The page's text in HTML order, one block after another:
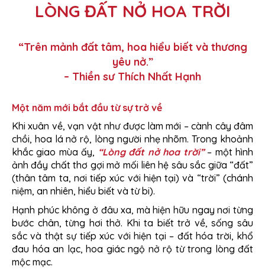
LÒNG ĐẤT NỞ HOA TRỜI
“Trên mảnh đất tâm, hoa hiểu biết và thương
yêu nở.”
– Thiền sư Thích Nhất Hạnh
Một năm mới bắt đầu từ sự trở về
Khi xuân về, vạn vật như được làm mới – cành cây đâm
chồi, hoa lá nở rộ, lòng người nhẹ nhõm. Trong khoảnh
khắc giao mùa ấy, “Lòng đất nở hoa trời” – một hình
ảnh đầy chất thơ gợi mở mối liên hệ sâu sắc giữa “đất”
(thân tâm ta, nơi tiếp xúc với hiện tại) và “trời” (chánh
niệm, an nhiên, hiểu biết và từ bi).
Hạnh phúc không ở đâu xa, mà hiện hữu ngay nơi từng
bước chân, từng hơi thở. Khi ta biết trở về, sống sâu
sắc và thật sự tiếp xúc với hiện tại – đất hóa trời, khổ
đau hóa an lạc, hoa giác ngộ nở rộ từ trong lòng đất
mộc mạc.